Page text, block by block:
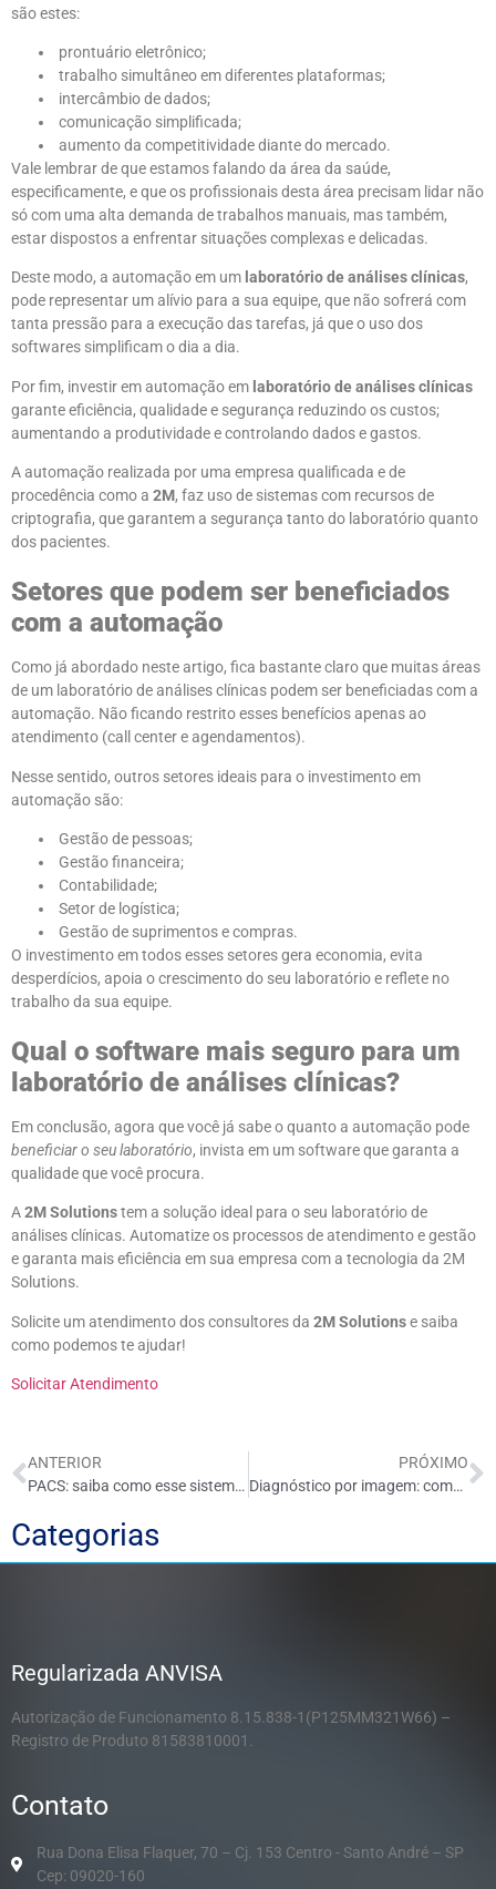
são estes:
prontuário eletrônico;
trabalho simultâneo em diferentes plataformas;
intercâmbio de dados;
comunicação simplificada;
aumento da competitividade diante do mercado.
Vale lembrar de que estamos falando da área da saúde,
especificamente, e que os profissionais desta área precisam lidar não
só com uma alta demanda de trabalhos manuais, mas também,
estar dispostos a enfrentar situações complexas e delicadas.
Deste modo, a automação em um laboratório de análises clínicas,
pode representar um alívio para a sua equipe, que não sofrerá com
tanta pressão para a execução das tarefas, já que o uso dos
softwares simplificam o dia a dia.
Por fim, investir em automação em laboratório de análises clínicas
garante eficiência, qualidade e segurança reduzindo os custos;
aumentando a produtividade e controlando dados e gastos.
A automação realizada por uma empresa qualificada e de
procedência como a 2M, faz uso de sistemas com recursos de
criptografia, que garantem a segurança tanto do laboratório quanto
dos pacientes.
Setores que podem ser beneficiados
com a automação
Como já abordado neste artigo, fica bastante claro que muitas áreas
de um laboratório de análises clínicas podem ser beneficiadas com a
automação. Não ficando restrito esses benefícios apenas ao
atendimento (call center e agendamentos).
Nesse sentido, outros setores ideais para o investimento em
automação são:
Gestão de pessoas;
Gestão financeira;
Contabilidade;
Setor de logística;
Gestão de suprimentos e compras.
O investimento em todos esses setores gera economia, evita
desperdícios, apoia o crescimento do seu laboratório e reflete no
trabalho da sua equipe.
Qual o software mais seguro para um
laboratório de análises clínicas?
Em conclusão, agora que você já sabe o quanto a automação pode
beneficiar o seu laboratório, invista em um software que garanta a
qualidade que você procura.
A2M Solutionstem a solução ideal para o seu laboratório de
análises clínicas. Automatize os processos de atendimento e gestão
e garanta mais eficiência em sua empresa com a tecnologia da 2M
Solutions.
Solicite um atendimento dos consultores da 2M Solutionse saiba
como podemos te ajudar!
Solicitar Atendimento
ANTERIOR
PACS: saiba como esse sistema pode beneficiar a sua clínica
PRÓXIMO
Diagnóstico por imagem: como funciona e sua importância na medicina
Categorias
Regularizada ANVISA
Autorização de Funcionamento 8.15.838-1(P125MM321W66) –
Registro de Produto 81583810001.
Contato
Rua Dona Elisa Flaquer, 70 – Cj. 153 Centro - Santo André – SP
Cep: 09020-160